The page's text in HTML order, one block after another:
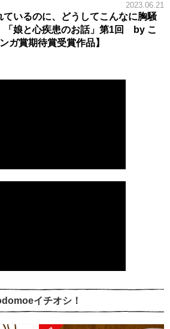
2023.06.21
いるのに、どうしてこんなに胸騒
「娘と心疾患のお話」第1回 by こ
ガ賞期待賞受賞作品】
イチオシ！